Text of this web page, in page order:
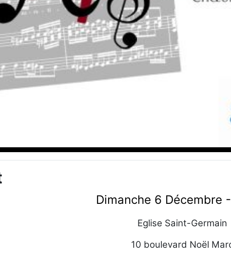
Dimanche 6 Décembre
Eglise Saint-Germain
10 boulevard Noël